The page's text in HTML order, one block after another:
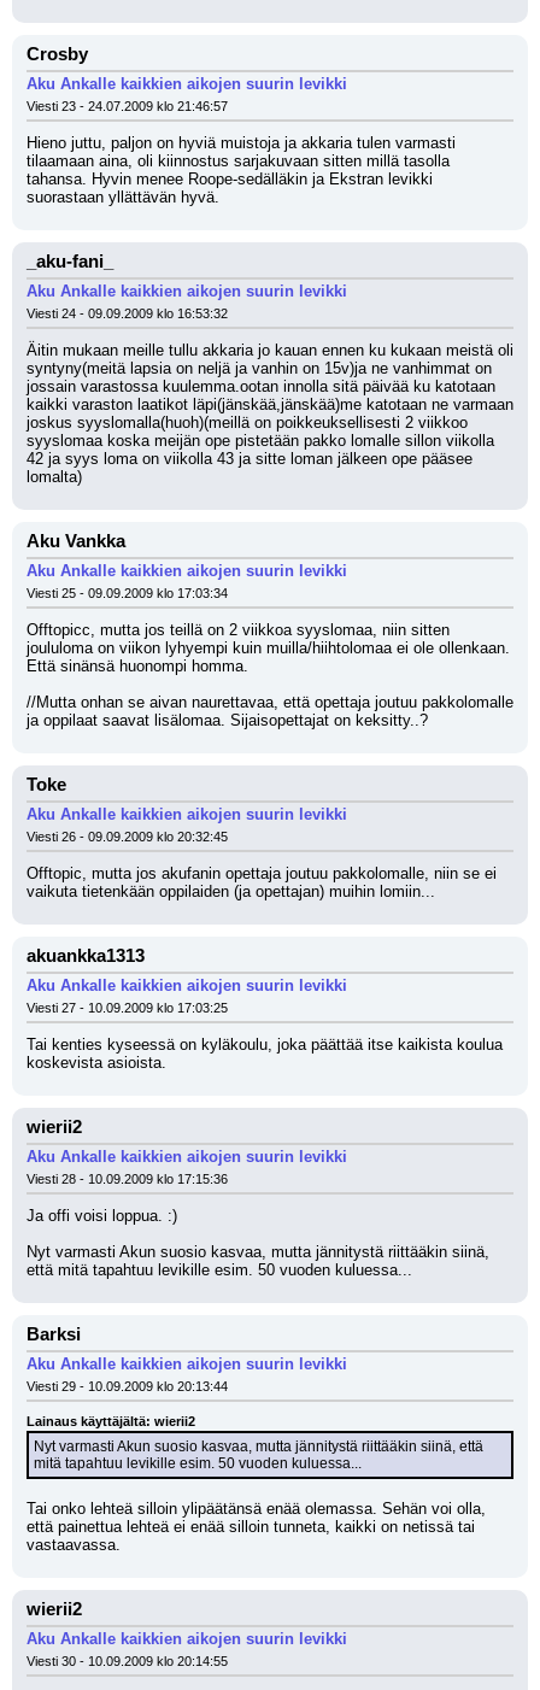
Crosby
Aku Ankalle kaikkien aikojen suurin levikki
Viesti 23 - 24.07.2009 klo 21:46:57
Hieno juttu, paljon on hyviä muistoja ja akkaria tulen varmasti
tilaamaan aina, oli kiinnostus sarjakuvaan sitten millä tasolla
tahansa. Hyvin menee Roope-sedälläkin ja Ekstran levikki
suorastaan yllättävän hyvä.
_aku-fani_
Aku Ankalle kaikkien aikojen suurin levikki
Viesti 24 - 09.09.2009 klo 16:53:32
Äitin mukaan meille tullu akkaria jo kauan ennen ku kukaan meistä oli
syntyny(meitä lapsia on neljä ja vanhin on 15v)ja ne vanhimmat on
jossain varastossa kuulemma.ootan innolla sitä päivää ku katotaan
kaikki varaston laatikot läpi(jänskää,jänskää)me katotaan ne varmaan
joskus syyslomalla(huoh)(meillä on poikkeuksellisesti 2 viikkoo
syyslomaa koska meijän ope pistetään pakko lomalle sillon viikolla
42 ja syys loma on viikolla 43 ja sitte loman jälkeen ope pääsee
lomalta)
Aku Vankka
Aku Ankalle kaikkien aikojen suurin levikki
Viesti 25 - 09.09.2009 klo 17:03:34
Offtopicc, mutta jos teillä on 2 viikkoa syyslomaa, niin sitten
joululoma on viikon lyhyempi kuin muilla/hiihtolomaa ei ole ollenkaan.
Että sinänsä huonompi homma.
//Mutta onhan se aivan naurettavaa, että opettaja joutuu pakkolomalle
ja oppilaat saavat lisälomaa. Sijaisopettajat on keksitty..?
Toke
Aku Ankalle kaikkien aikojen suurin levikki
Viesti 26 - 09.09.2009 klo 20:32:45
Offtopic, mutta jos akufanin opettaja joutuu pakkolomalle, niin se ei
vaikuta tietenkään oppilaiden (ja opettajan) muihin lomiin...
akuankka1313
Aku Ankalle kaikkien aikojen suurin levikki
Viesti 27 - 10.09.2009 klo 17:03:25
Tai kenties kyseessä on kyläkoulu, joka päättää itse kaikista koulua
koskevista asioista.
wierii2
Aku Ankalle kaikkien aikojen suurin levikki
Viesti 28 - 10.09.2009 klo 17:15:36
Ja offi voisi loppua. :)
Nyt varmasti Akun suosio kasvaa, mutta jännitystä riittääkin siinä,
että mitä tapahtuu levikille esim. 50 vuoden kuluessa...
Barksi
Aku Ankalle kaikkien aikojen suurin levikki
Viesti 29 - 10.09.2009 klo 20:13:44
Lainaus käyttäjältä: wierii2
Nyt varmasti Akun suosio kasvaa, mutta jännitystä riittääkin siinä, että
mitä tapahtuu levikille esim. 50 vuoden kuluessa...
Tai onko lehteä silloin ylipäätänsä enää olemassa. Sehän voi olla,
että painettua lehteä ei enää silloin tunneta, kaikki on netissä tai
vastaavassa.
wierii2
Aku Ankalle kaikkien aikojen suurin levikki
Viesti 30 - 10.09.2009 klo 20:14:55